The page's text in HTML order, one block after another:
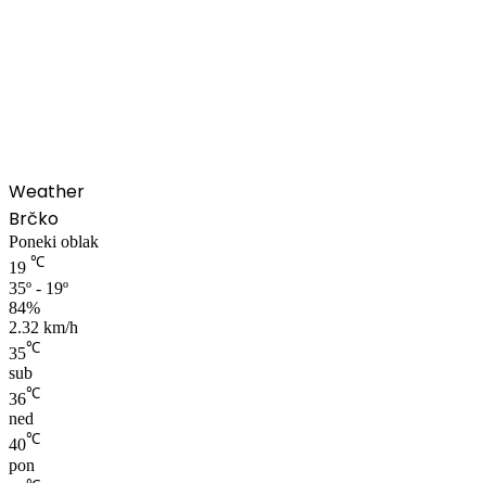
Weather
Brčko
Poneki oblak
19 ℃
35º - 19º
84%
2.32 km/h
35℃
sub
36℃
ned
40℃
pon